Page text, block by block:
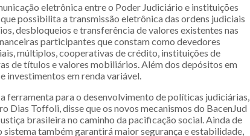
eletrônica entre o Poder Judiciário e instituições
possibilita a transmissão eletrônica das ordens judiciais
desbloqueios e transferência de valores existentes nas
participantes que constam como devedores
múltiplos, cooperativas de crédito, instituições de
de títulos e valores mobiliários. Além dos depósitos em
investimentos em renda variável.
ferramenta para o desenvolvimento de políticas judiciárias,
Dias Toffoli, disse que os novos mecanismos do BacenJud
brasileira no caminho da pacificação social. Ainda de
também garantirá maior segurança e estabilidade,